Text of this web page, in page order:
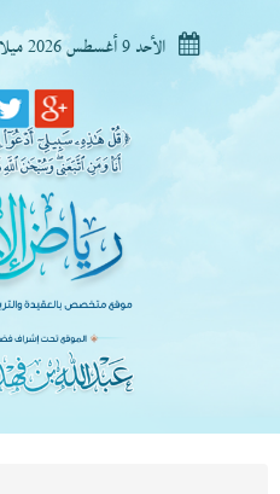
الأحد 9 أغسطس 2026 ميلادى - 24 صفر 1448 هجرى